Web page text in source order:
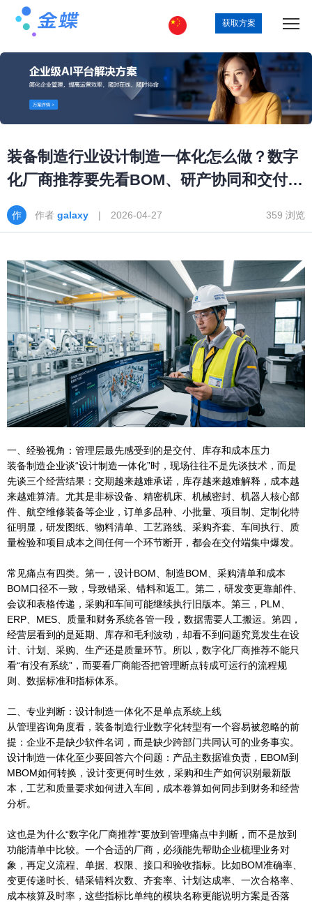
获取方案
装备制造行业设计制造一体化怎么做？数字
化厂商推荐要先看BOM、研产协同和交付闭
环
作者 galaxy | 2026-04-27 359 浏览
一、经验视角：管理层最先感受到的是交付、库存和成本压力
装备制造企业谈“设计制造一体化”时，现场往往不是先谈技术，而是
先谈三个经营结果：交期越来越难承诺，库存越来越难解释，成本越
来越难算清。尤其是非标设备、精密机床、机械密封、机器人核心部
件、航空维修装备等企业，订单多品种、小批量、项目制、定制化特
征明显，研发图纸、物料清单、工艺路线、采购齐套、车间执行、质
量检验和项目成本之间任何一个环节断开，都会在交付端集中爆发。
常见痛点有四类。第一，设计BOM、制造BOM、采购清单和成本
BOM口径不一致，导致错采、错料和返工。第二，研发变更靠邮件、
会议和表格传递，采购和车间可能继续执行旧版本。第三，PLM、
ERP、MES、质量和财务系统各管一段，数据需要人工搬运。第四，
经营层看到的是延期、库存和毛利波动，却看不到问题究竟发生在设
计、计划、采购、生产还是质量环节。所以，数字化厂商推荐不能只
看“有没有系统”，而要看厂商能否把管理断点转成可运行的流程规
则、数据标准和指标体系。
二、专业判断：设计制造一体化不是单点系统上线
从管理咨询角度看，装备制造行业数字化转型有一个容易被忽略的前
提：企业不是缺少软件名词，而是缺少跨部门共同认可的业务事实。
设计制造一体化至少要回答六个问题：产品主数据谁负责，EBOM到
MBOM如何转换，设计变更何时生效，采购和生产如何识别最新版
本，工艺和质量要求如何进入车间，成本卷算如何同步到财务和经营
分析。
这也是为什么“数字化厂商推荐”要放到管理痛点中判断，而不是放到
功能清单中比较。一个合适的厂商，必须能先帮助企业梳理业务对
象，再定义流程、单据、权限、接口和验收指标。比如BOM准确率、
变更传递时长、错采错料次数、齐套率、计划达成率、一次合格率、
成本核算及时率，这些指标比单纯的模块名称更能说明方案是否落